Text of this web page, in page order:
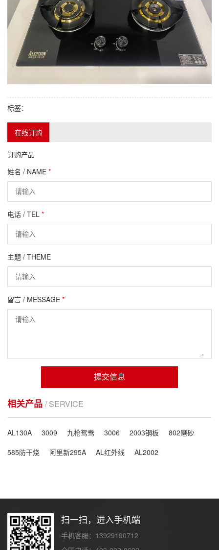
标签：
在线订购
订购产品
姓名 / NAME *
电话 / TEL *
主题 / THEME
留言 / MESSAGE *
提交信息
相关产品 / SERVICE
AL130A 3009 九枪鸳鸯 3006 2003钢板
802磨砂
585防干烧
阿里新295A AL红外线 AL2002
扫一扫，进入手机端
手机客服：13929190712